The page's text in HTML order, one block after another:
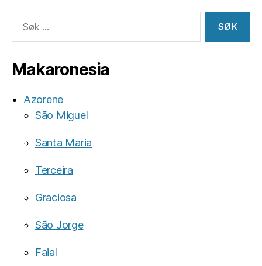
etter:
Makaronesia
Azorene
São Miguel
Santa Maria
Terceira
Graciosa
São Jorge
Faial